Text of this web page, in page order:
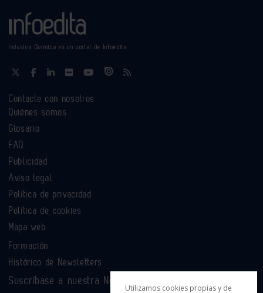
Industria Química es un portal de Infoedita
Contacte con nosotros
Quiénes somos
Glosario
FAQ
Publicidad
Aviso legal
Política de privacidad
Política de cookies
Mapa web
Formación
Histórico de Newsletters
Suscríbase a nuestra Newsletter
Utilizamos cookies propias y de